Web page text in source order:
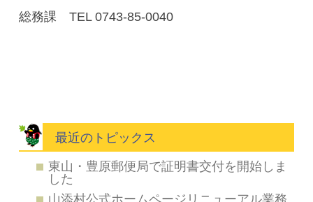
総務課 TEL 0743-85-0040
最近のトピックス
東山・豊原郵便局で証明書交付を開始しま
した
山添村公式ホームページリニューアル業務